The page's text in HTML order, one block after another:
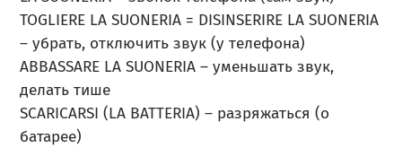
TOGLIERE LA SUONERIA = DISINSERIRE LA SUONERIA
– убрать, отключить звук (у телефона)
ABBASSARE LA SUONERIA – уменьшать звук,
делать тише
SCARICARSI (LA BATTERIA) – разряжаться (о
батарее)